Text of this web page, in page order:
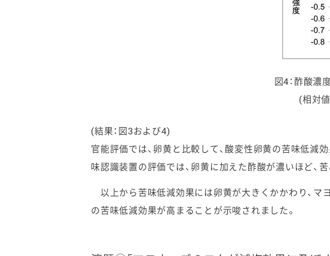
図4：酢酸濃
(相対
(結果：図3および4)
官能評価では、卵黄と比較して、酸変性卵黄の苦味低減
味認識装置の評価では、卵黄に加えた酢酸が濃いほど、
以上から苦味低減効果には卵黄が大きくかかわり、マ
の苦味低減効果が高まることが示唆されました。